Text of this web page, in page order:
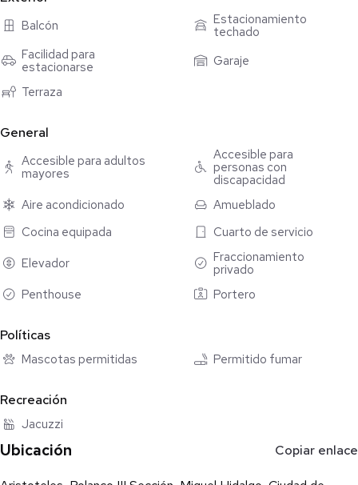
acondicionado. La cabecera colocada de piso a techo, de
tamaño King Size. Cuenta con vestidor muy amplio y un baño
completo con 2 lavabos y con jacuzzi. Tiene una terraza con una
vista preciosa. El área del estudio o family room es muy cómoda
con 2 escritorios de trabajo y sala de TV. Cada rincón del
closets y espacios perfectamente diseñados y en armonía con
están fabricados a medida.
Todo el departamento cuenta con cancelería alemana de PVC
• Baños: 2
• Medios baños: 1
• Lugares de Estacionamiento: 2
• Tipo: Departamento Duplex PH
• Total: 330 m
Balcón
Estacionamiento
techado
Facilidad para
estacionarse
Garaje
Terraza
General
Accesible para adultos
mayores
Accesible para
personas con
discapacidad
Aire acondicionado
Amueblado
Cocina equipada
Cuarto de servicio
Elevador
Fraccionamiento
privado
Penthouse
Portero
Políticas
Mascotas permitidas Permitido fumar
Recreación
Jacuzzi
Ubicación Copiar enlace